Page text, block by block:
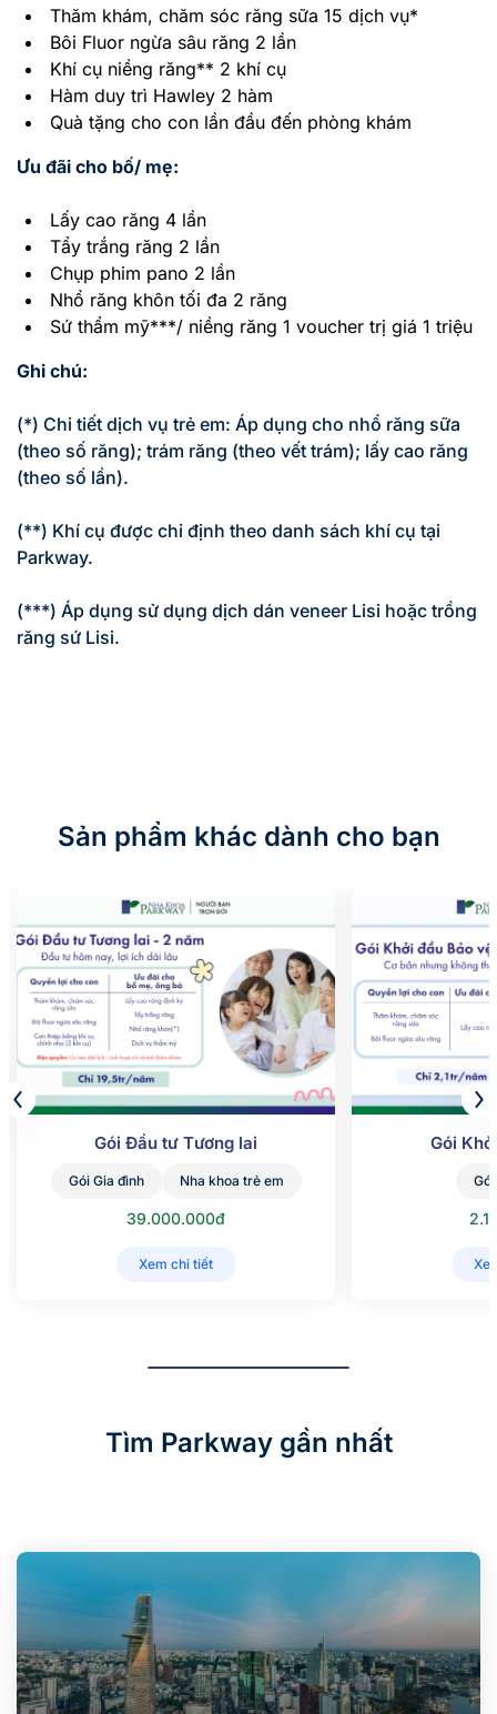
Thăm khám, chăm sóc răng sữa 15 dịch vụ*
Bôi Fluor ngừa sâu răng 2 lần
Khí cụ niềng răng** 2 khí cụ
Hàm duy trì Hawley 2 hàm
Quà tặng cho con lần đầu đến phòng khám
Ưu đãi cho bố/ mẹ:
Lấy cao răng 4 lần
Tẩy trắng răng 2 lần
Chụp phim pano 2 lần
Nhổ răng khôn tối đa 2 răng
Sứ thẩm mỹ***/ niềng răng 1 voucher trị giá 1 triệu
Ghi chú:
(*) Chi tiết dịch vụ trẻ em: Áp dụng cho nhổ răng sữa
(theo số răng); trám răng (theo vết trám); lấy cao răng
(theo số lần).
(**) Khí cụ được chỉ định theo danh sách khí cụ tại
Parkway.
(***) Áp dụng sử dụng dịch dán veneer Lisi hoặc trồng
răng sứ Lisi.
Sản phẩm khác dành cho bạn
Gói Đầu tư Tương lai
Gói Gia đình Nha khoa trẻ em
39.000.000đ
Xem chi tiết
Gói
Tìm Parkway gần nhất